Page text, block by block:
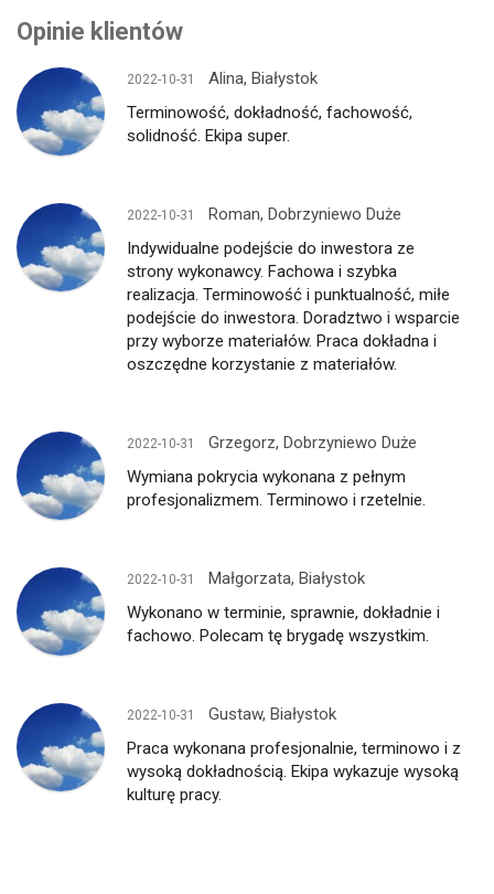
Opinie klientów
2022-10-31
Alina, Białystok
Terminowość, dokładność, fachowość,
solidność. Ekipa super.
2022-10-31
Roman, Dobrzyniewo Duże
Indywidualne podejście do inwestora ze
strony wykonawcy. Fachowa i szybka
realizacja. Terminowość i punktualność, miłe
podejście do inwestora. Doradztwo i wsparcie
przy wyborze materiałów. Praca dokładna i
oszczędne korzystanie z materiałów.
2022-10-31
Grzegorz, Dobrzyniewo Duże
Wymiana pokrycia wykonana z pełnym
profesjonalizmem. Terminowo i rzetelnie.
2022-10-31
Małgorzata, Białystok
Wykonano w terminie, sprawnie, dokładnie i
fachowo. Polecam tę brygadę wszystkim.
2022-10-31
Gustaw, Białystok
Praca wykonana profesjonalnie, terminowo i z
wysoką dokładnością. Ekipa wykazuje wysoką
kulturę pracy.